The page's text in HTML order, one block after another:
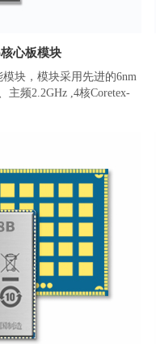
心板模块
块，模块采用先进的6nm
主频2.2GHz ,4核Coretex-
针对4K@30fps高画质视
或 VP9的针对4K60fps高
解码。
内存，512GB eMMC
作系统。板载支持2.4G/5G
、以太网MAC、电源管
，包含MIPI DSI、EDP、
、USBx3(USB2.0x2，
、I2Sx3、ADCx3、
等。